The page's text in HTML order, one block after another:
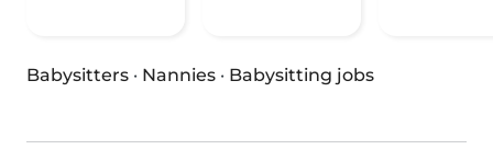
Babysitters · Nannies · Babysitting jobs